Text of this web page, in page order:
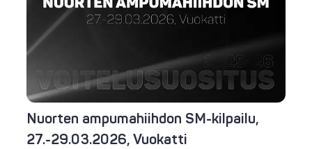
Nuorten ampumahiihdon SM-kilpailu,
27.-29.03.2026, Vuokatti